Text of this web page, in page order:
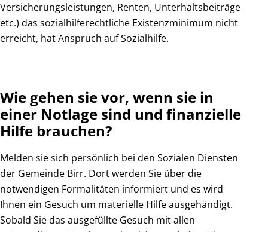
Versicherungsleistungen, Renten, Unterhaltsbeiträge
etc.) das sozialhilferechtliche Existenzminimum nicht
erreicht, hat Anspruch auf Sozialhilfe.
Wie gehen sie vor, wenn sie in
einer Notlage sind und finanzielle
Hilfe brauchen?
Melden sie sich persönlich bei den Sozialen Diensten
der Gemeinde Birr. Dort werden Sie über die
notwendigen Formalitäten informiert und es wird
Ihnen ein Gesuch um materielle Hilfe ausgehändigt.
Sobald Sie das ausgefüllte Gesuch mit allen